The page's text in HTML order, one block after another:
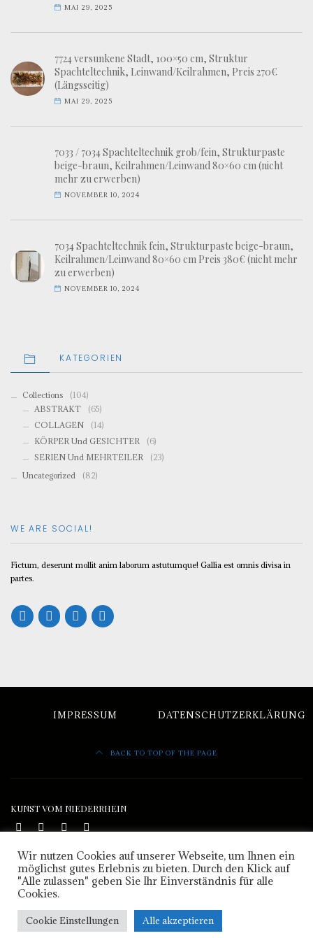
MAI 29, 2025
7724 versunkene Stadt, 100×50 cm, Struktur
Spachteltechnik, Leinwand/Keilrahmen, Preis 270€
(Längsseitig)
MAI 29, 2025
7033 / 7034 Spachteltechnik grob/fein, Strukturpaste
beige-braun, Keilrahmen/Leinwand 80×60 cm (nicht
mehr zu erwerben)
NOVEMBER 10, 2024
7034 Spachteltechnik fein, Strukturpaste beige-braun,
Keilrahmen/Leinwand 80×60 cm Preis 380€ (nicht mehr
zu erwerben)
NOVEMBER 10, 2024
KATEGORIEN
Collections
(104)
ABSTRAKT
(65)
COLLAGEN
(14)
KÖRPER Und GESICHTER
(6)
SERIEN Und MEHRTEILER
(23)
Uncategorized
(82)
WE ARE SOCIAL!
Fictum, deserunt mollit anim laborum astutumque! Gallia est omnis divisa in
partes.
IMPRESSUM DATENSCHUTZERKLÄRUNG
BACK TO TOP OF THE PAGE
KUNST VOM NIEDERRHEIN
Heike Isenberg
Freischaffende Künstlerin
Wir nutzen Cookies auf unserer Webseite, um Ihnen ein
möglichst gutes Erlebnis zu bieten. Durch den Klick auf
"Alle zulassen" geben Sie Ihr Einverständnis für alle
Cookies.
Cookie Einstellungen Alle akzeptieren